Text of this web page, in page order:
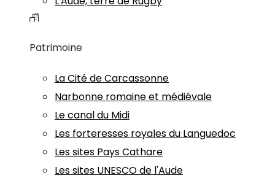
Patrimoine
La Cité de Carcassonne
Narbonne romaine et médiévale
Le canal du Midi
Les forteresses royales du Languedoc
Les sites Pays Cathare
Les sites UNESCO de l'Aude